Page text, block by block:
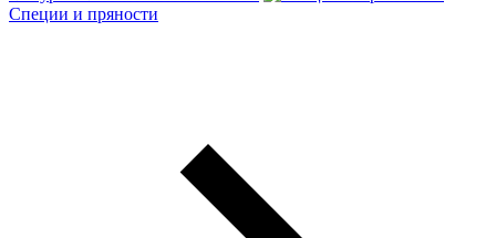
Специи и пряности